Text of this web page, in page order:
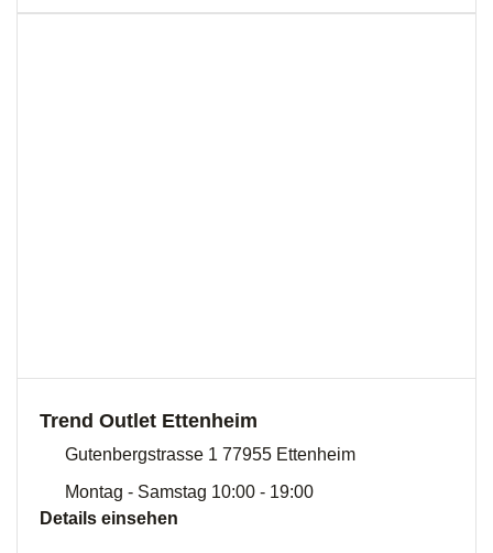
Trend Outlet Ettenheim
Gutenbergstrasse 1 77955 Ettenheim
Montag - Samstag 10:00 - 19:00
Details einsehen